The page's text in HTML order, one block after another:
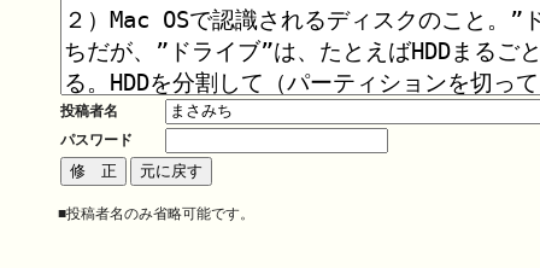
投稿者名
パスワード
■投稿者名のみ省略可能です。